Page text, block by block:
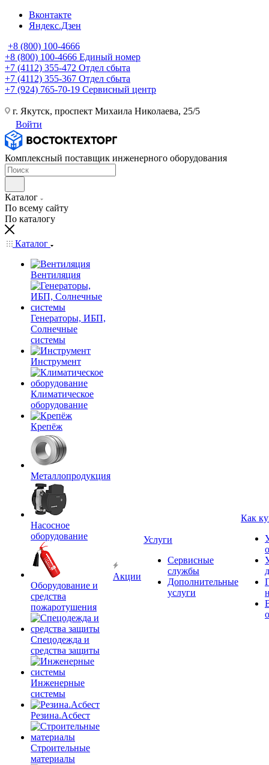
Вконтакте
Яндекс.Дзен
+8 (800) 100-4666
+8 (800) 100-4666 Единый номер
+7 (4112) 355-472 Отдел сбыта
+7 (4112) 355-367 Отдел сбыта
+7 (924) 765-70-19 Сервисный центр
г. Якутск, проспект Михаила Николаева, 25/5
Войти
Комплексный поставщик инженерного оборудования
Каталог
По всему сайту
По каталогу
Каталог
Вентиляция
Генераторы, ИБП,
Солнечные
системы
Инструмент
Климатическое
оборудование
Крепёж
Металлопродукция
Насосное
оборудование
Оборудование и
средства
пожаротушения
Спецодежда и
средства защиты
Инженерные
системы
Резина.Асбест
Строительные
материалы
Акции
Услуги
Сервисные
службы
Дополнительные
услуги
Как